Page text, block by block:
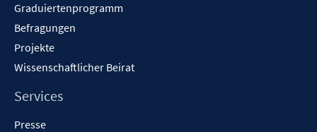
Graduiertenprogramm
Befragungen
Projekte
Wissenschaftlicher Beirat
Services
Presse